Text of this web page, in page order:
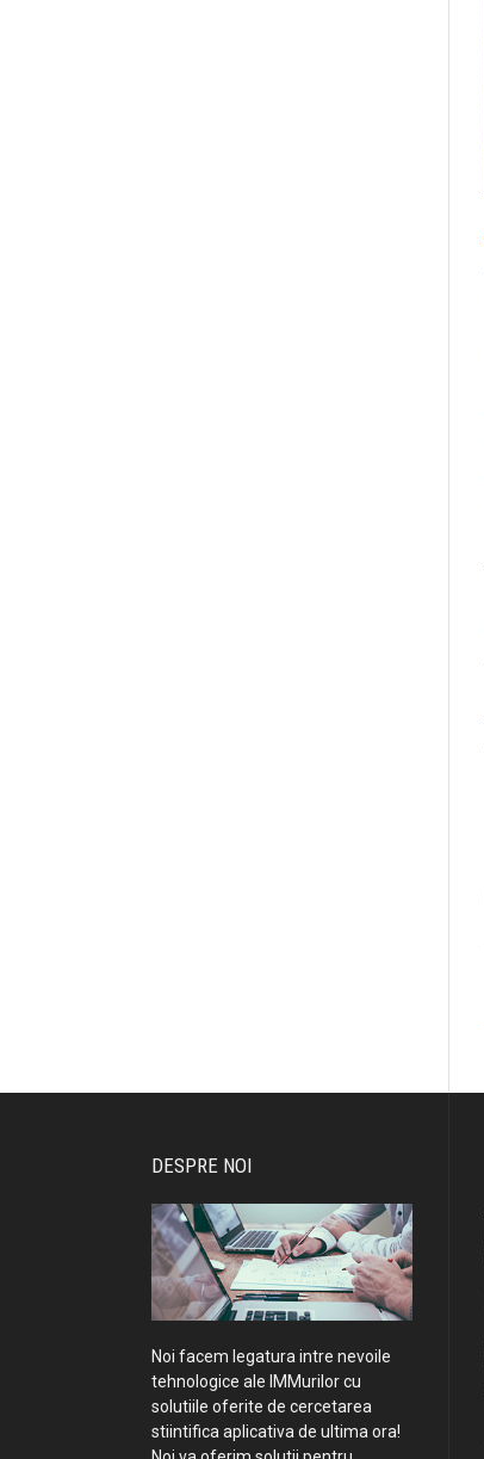
DESPRE NOI
Noi facem legatura intre nevoile
tehnologice ale IMMurilor cu
solutiile oferite de cercetarea
stiintifica aplicativa de ultima ora!